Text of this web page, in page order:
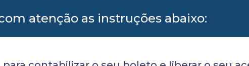
atenção as instruções abaixo: